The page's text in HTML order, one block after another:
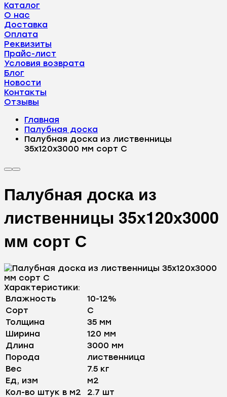
Каталог
О нас
Доставка
Оплата
Реквизиты
Прайс-лист
Условия возврата
Блог
Новости
Контакты
Отзывы
Главная
Палубная доска
Палубная доска из лиственницы
35х120х3000 мм сорт С
Палубная доска из
лиственницы 35х120х3000
мм сорт С
Характеристики:
Влажность
10-12%
Сорт
С
Толщина
35 мм
Ширина
120 мм
Длина
3000 мм
Порода
лиственница
Вес
7.5 кг
Ед, изм
м2
Кол-во штук в м2
2.7 шт